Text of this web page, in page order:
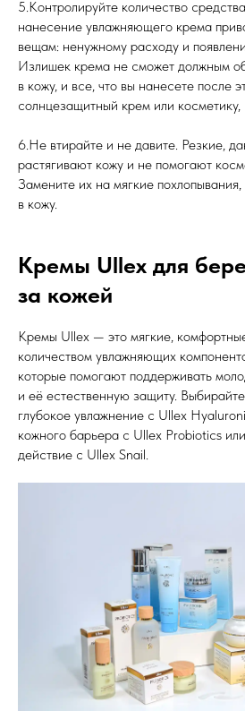
5.Контролируйте количество
нанесение увлажняющего крема
вещам: ненужному расходу и
Излишек крема не сможет должным
в кожу, и все, что вы нанесете после
солнцезащитный крем или косметику,
6.Не втирайте и не давите. Резкие,
растягивают кожу и не помогают
Замените их на мягкие
в кожу.
Кремы Ullex для
за кожей
Кремы Ullex — это мягкие,
количеством увлажняющих
которые помогают поддерживать
и её естественную защиту.
глубокое увлажнение с Ullex
кожного барьера с Ullex Probiotics
действие с Ullex Snail.